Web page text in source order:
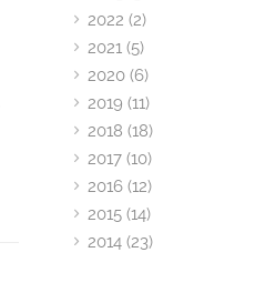
2022 (2)
2021 (5)
2020 (6)
2019 (11)
2018 (18)
2017 (10)
2016 (12)
2015 (14)
2014 (23)